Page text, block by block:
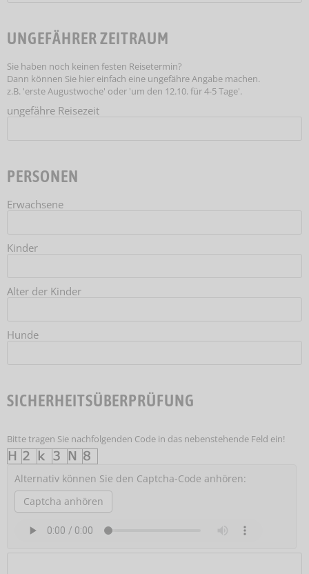
UNGEFÄHRER ZEITRAUM
Sie haben noch keinen festen Reisetermin?
Dann können Sie hier einfach eine ungefähre Angabe machen.
z.B. 'erste Augustwoche' oder 'um den 12.10. für 4-5 Tage'.
ungefähre Reisezeit
PERSONEN
Erwachsene
Kinder
Alter der Kinder
Hunde
SICHERHEITSÜBERPRÜFUNG
Bitte tragen Sie nachfolgenden Code in das nebenstehende Feld ein!
Alternativ können Sie den Captcha-Code anhören:
Captcha anhören